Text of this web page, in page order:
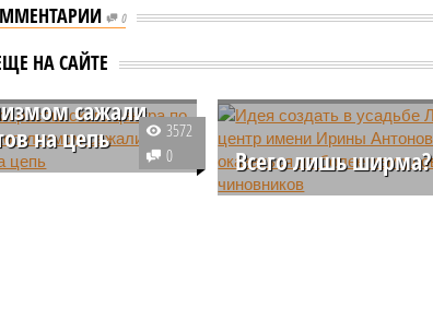
0
НА САЙТЕ
российского
борьбе с
сажали
на цепь
крае возбуждено
3572
0
Всего лишь ширма?
Идея создать в усадьбе